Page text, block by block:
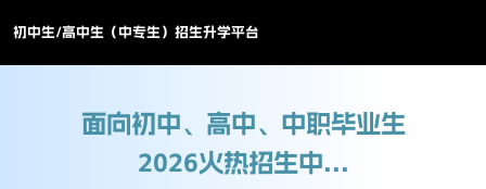
初中生/高中生（中专生）招生升学平台
面向初中、高中、中职毕业生
2026火热招生中...